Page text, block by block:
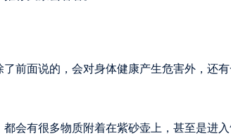
前面说的，会对身体健康产生危害外，还
都会有很多物质附着在紫砂壶上，甚至是进